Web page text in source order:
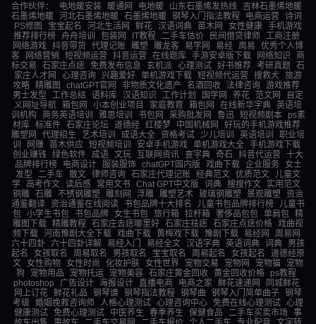
合作伙伴： 电地暖安装 暖通网 电地暖 山东石墨烯发热线
吉林石墨烯地暖
石墨烯地暖
河北石墨烯地暖 石墨烯地暖 钢琴入门指法教程 电商运营
诗词
PS修图
宝宝起名 河北生活网 鲜花 汉语词典 苗木网 女性健康 手机游戏
推荐排行榜
舟舟培训 包装网 IT教程 二手车估价 民间借贷律师
工商注册
网络游戏 抖音带货 代理记账 雕塑 雕龙客 易学网 易经 周易
优秀个人博
客
网络营销 短视频运营 抖音运营 在线题库 手游安卓版下载 网络知识
商
标交易
石家庄点痣 免费发布信息 玄机派 心理测试 好书推荐 考研真题 石
家庄人才网
心理咨询 兴趣爱好 单机游戏下载 短视频代运营 搜救犬 旅游
攻略 精雕图 chatGPT官网 非物质文化遗产 名酒回收 法律咨询 游戏推荐
男士发型
工作总结 语料库 汉语知识 工作计划 国学网 养花 范文网
自定
义网址导航 箱包网 小本创业项目 家庭教育 箱包网 在线新华字典 英语培
训机构
商务英语培训 雅思培训 书包网 采购批发网 鲁迅 短视频剧本
ps素
材库
标准件 石家庄论坛 道德经 红楼梦 中国机械网
好玩的手机游戏推荐
雕塑网
代理招生 艺术培训 成语大全 资格考试 少儿培训 英语培训
职业培
训
网赚 苗木供应 短视频培训 安卓手机游戏 单机游戏大全
手机游戏下载
创业赚钱
绿色软件 成语 文玩 互联网资讯 查字典 奇石 抖音代运营 十大
品牌排行榜
电商设计 服装服饰 chatGPT国内版 戏曲下载 企业服务
女士
发型
二手车 散文 律师咨询 石家庄代理记账 经典范文 优质范文
儿童文
学 高考作文 读后感 常用文书 Chat GPT中文版 词典 搜搜作文
实用范文
铜雕 石雕 不锈钢雕塑 雕刻网 浮雕 雕塑艺术 玻璃钢雕塑 景观雕塑
资治
通鉴翻译
资治通鉴在线阅读 书包品牌十大排名 儿童书包品牌排行榜
儿童书
包 小学生书包 书包品牌 女生书包 旅行箱 拉杆箱 奢侈品包包 单肩包 精
雕图下载 精雕教程 石家庄去痣哪里好 石家庄祛痣 石家庄点痣价格 戏曲视
频下载
河南豫剧大全下载 戏曲下载 黄梅戏下载 豫剧下载 易经网
周易网
六十四卦
六十四卦详解 易经入门 易经全文 汉语字典 英语词典 词典
男孩
起名
女孩取名 周易取名 男孩取名 宝宝取名 周易起名 女孩起名
道德经原
文 女性购物 女性时尚 化妆护肤 女性世界 宠物交易 宠物网 宠物猫
宠物
狗
宠物用品 宠物托运 宠物美容 石家庄黄金回收 黄金回收价格
ps教程
photoshop
广告设计 海报设计 直播电商 电商之家 鲜花速递网
同城鲜花
网上订花 鲜花礼品 钢琴谱 钢琴指法教程 钢琴曲 钢琴入门简单曲子 钢琴
考级
婚姻挽救咨询师 人格心理测试 心理咨询中心 免费在线心理测试 心理
健康测试
免费心理测试 中医养生 春季养生 保健食品 二手车买卖市场
事